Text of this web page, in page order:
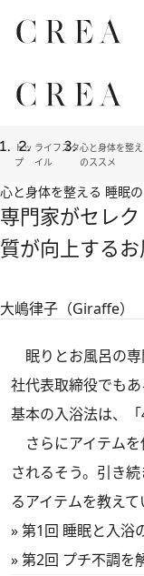
トッ
プ
ライフスタ
イル
心と身体を整
のススメ
心と身体を整える 睡眠
専門家がセレ
質が向上する
大嶋律子（Giraffe）
眠りとお風呂の専
社代表取締役でも
基本の入浴法は、
さらにアイテムを
されるそう。引き
るアイテムを教えて
»第1回 睡眠と入浴
»第2回 プチ不調を